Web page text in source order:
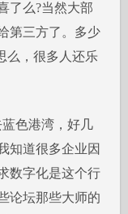
了么?当然大部
第三方了。多少
么，很多人还乐
色港湾，好几
知道很多企业因
数字化是这个行
论坛那些大师的